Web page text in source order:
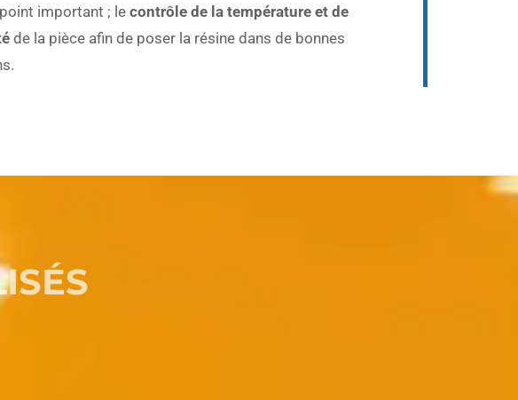
important ; lecontrôle de la température et de
de la pièce afin de poser la résine dans de bonnes